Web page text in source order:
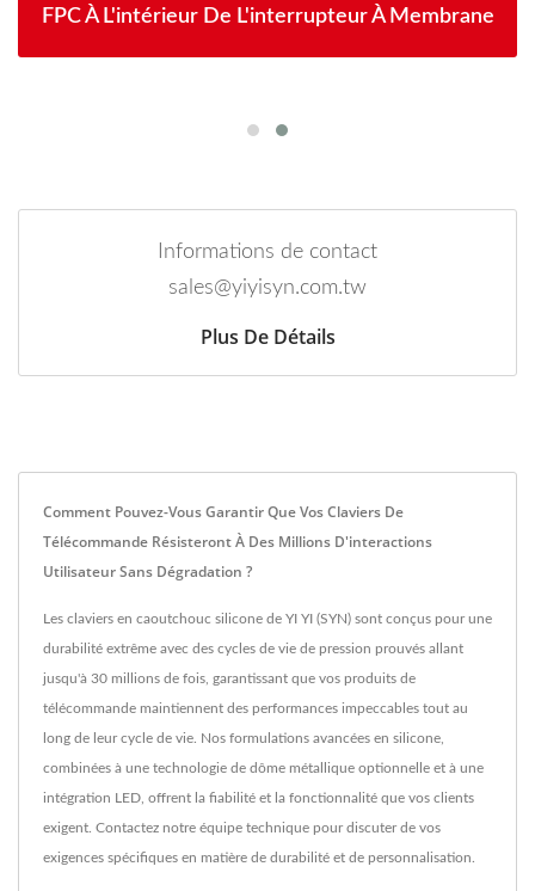
FPC À L'intérieur De L'interrupteur À Membrane
Informations de contact
sales@yiyisyn.com.tw
Plus De Détails
Comment Pouvez-Vous Garantir Que Vos Claviers De
Télécommande Résisteront À Des Millions D'interactions
Utilisateur Sans Dégradation ?
Les claviers en caoutchouc silicone de YI YI (SYN) sont conçus pour une
durabilité extrême avec des cycles de vie de pression prouvés allant
jusqu'à 30 millions de fois, garantissant que vos produits de
télécommande maintiennent des performances impeccables tout au
long de leur cycle de vie. Nos formulations avancées en silicone,
combinées à une technologie de dôme métallique optionnelle et à une
intégration LED, offrent la fiabilité et la fonctionnalité que vos clients
exigent. Contactez notre équipe technique pour discuter de vos
exigences spécifiques en matière de durabilité et de personnalisation.